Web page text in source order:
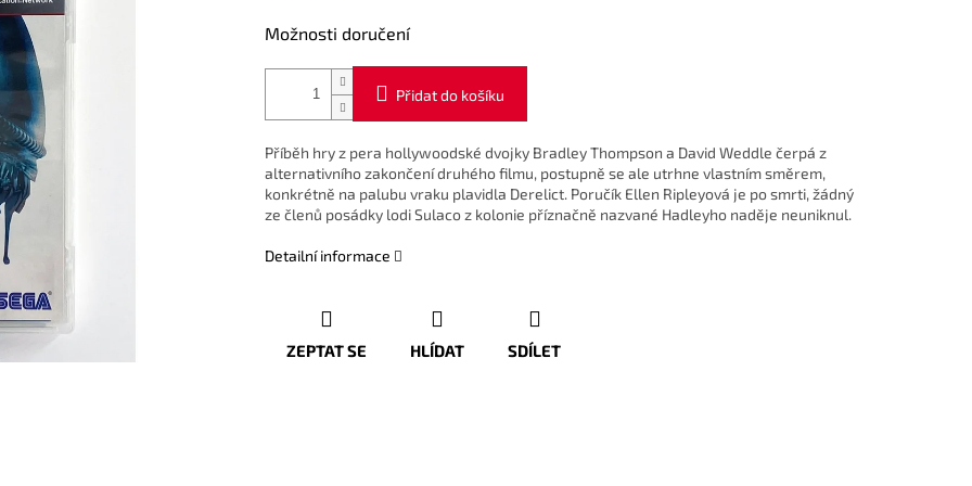
Možnosti doručení
Přidat do košíku
Příběh hry z pera hollywoodské dvojky Bradley Thompson a David Weddle čerpá z
alternativního zakončení druhého filmu, postupně se ale utrhne vlastním směrem,
konkrétně na palubu vraku plavidla Derelict. Poručík Ellen Ripleyová je po smrti, žádný
ze členů posádky lodi Sulaco z kolonie příznačně nazvané Hadleyho naděje neuniknul.
Detailní informace
ZEPTAT SE HLÍDAT SDÍLET